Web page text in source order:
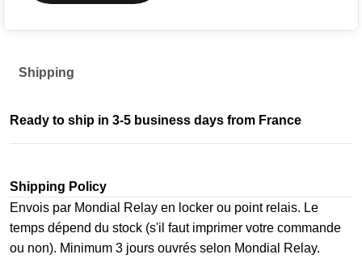
Shipping
Ready to ship in 3-5 business days from France
Shipping Policy
Envois par Mondial Relay en locker ou point relais. Le
temps dépend du stock (s'il faut imprimer votre commande
ou non). Minimum 3 jours ouvrés selon Mondial Relay.